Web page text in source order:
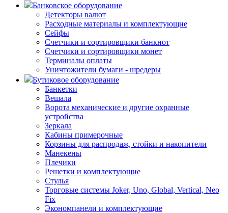
Банковское оборудование
Детекторы валют
Расходные материалы и комплектующие
Сейфы
Счетчики и сортировщики банкнот
Счетчики и сортировщики монет
Терминалы оплаты
Уничтожители бумаги - шредеры
Бутиковое оборудование
Банкетки
Вешала
Ворота механические и другие охранные
устройства
Зеркала
Кабины примерочные
Корзины для распродаж, стойки и накопители
Манекены
Плечики
Решетки и комплектующие
Стулья
Торговые системы Joker, Uno, Global, Vertical, Neo
Fix
Экономпанели и комплектующие